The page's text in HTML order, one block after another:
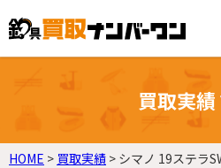
買取実績
HOME > 買取実績 > シマノ 19ステラSW8000PG、ダイワ